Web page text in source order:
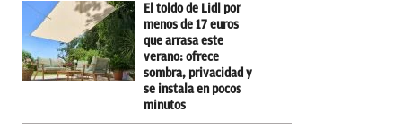
El toldo de Lidl por
menos de 17 euros
que arrasa este
verano: ofrece
sombra, privacidad y
se instala en pocos
minutos